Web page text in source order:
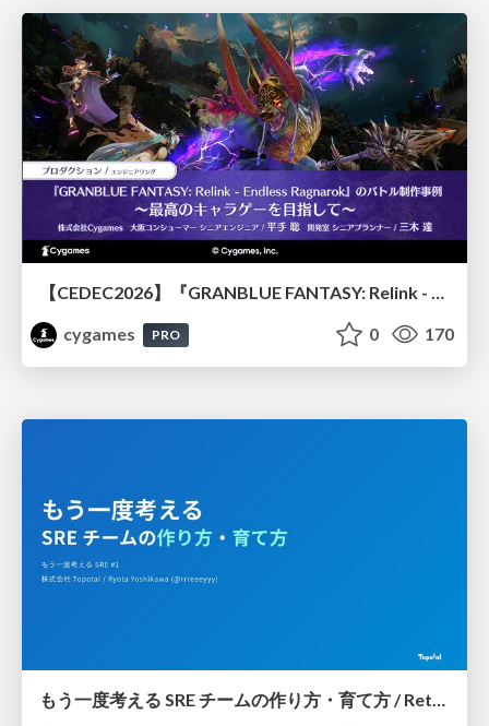
【CEDEC2026】『GRANBLUE FANTASY: Relink - Endless Ragnarok』のバトル制作事例 ～最高のキャラゲーを目指して～
cygames
PRO 0 170